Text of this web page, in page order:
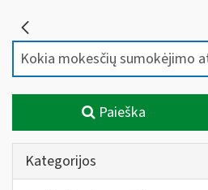
Paieška
Kategorijos